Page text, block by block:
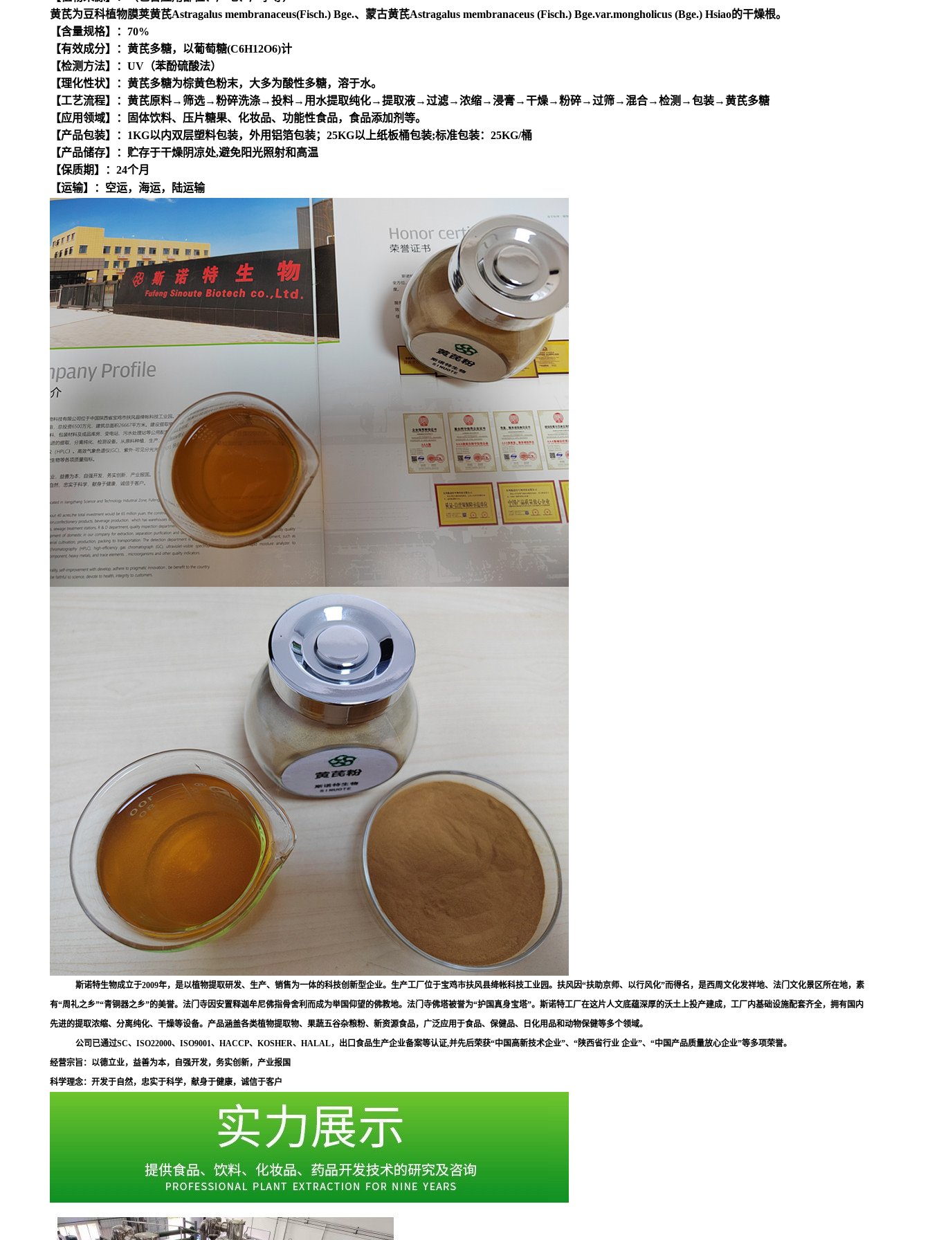
黄芪为豆科植物膜荚黄芪Astragalus membranaceus(Fisch.) Bge.、蒙古黄芪Astragalus membranaceus (Fisch.) Bge.var.mongholicus (Bge.) Hsiao的干燥根。
【含量规格】：70%
【有效成分】：黄芪多糖，以葡萄糖(C6H12O6)计
【检测方法】：UV（苯酚硫酸法）
【理化性状】：黄芪多糖为棕黄色粉末，大多为酸性多糖，溶于水。
【工艺流程】：黄芪原料→筛选→粉碎洗涤→投料→用水提取纯化→提取液→过滤→浓缩→浸膏→干燥→粉碎→过筛→混合→检测→包装→黄芪多糖
【应用领域】：固体饮料、压片糖果、化妆品、功能性食品，食品添加剂等。
【产品包装】：1KG以内双层塑料包装，外用铝箔包装；25KG以上纸板桶包装;标准包装：25KG/桶
【产品储存】：贮存于干燥阴凉处,避免阳光照射和高温
【保质期】：24个月
【运输】：空运，海运，陆运输
斯诺特生物成立于2009年，是以植物提取研发、生产、销售为一体的科技创新型企业。生产工厂位于宝鸡市扶风县绛帐科技工业园。扶风因“扶助京师、以行风化”而得名，是西周文化发祥地、法门文化景区所在地，素
有“周礼之乡”“青铜器之乡”的美誉。法门寺因安置释迦牟尼佛指骨舍利而成为举国仰望的佛教地。法门寺佛塔被誉为“护国真身宝塔”。斯诺特工厂在这片人文底蕴深厚的沃土上投产建成，工厂内基础设施配套齐全，拥有国内
先进的提取浓缩、分离纯化、干燥等设备。产品涵盖各类植物提取物、果蔬五谷杂粮粉、新资源食品，广泛应用于食品、保健品、日化用品和动物保健等多个领域。
公司已通过SC、ISO22000、ISO9001、HACCP、KOSHER、HALAL，出口食品生产企业备案等认证,并先后荣获“中国高新技术企业”、“陕西省行业 企业”、“中国产品质量放心企业”等多项荣誉。
经营宗旨：以德立业，益善为本，自强开发，务实创新，产业报国
科学理念：开发于自然，忠实于科学，献身于健康，诚信于客户